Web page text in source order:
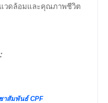
วดล้อมและคุณภาพชีวิต
าสัมพันธ์CPF